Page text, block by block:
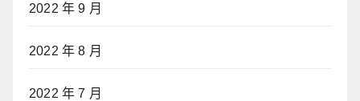
2022 年 9 月
2022 年 8 月
2022 年 7 月